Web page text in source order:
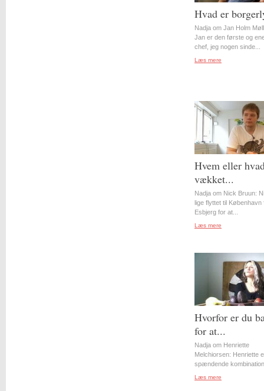
Hvad er
Nadja om Jan Holm
Jan er den første og
chef, jeg nogen sinde...
Læs mere
Hvem eller
vækket...
Nadja om Nick Bruun:
lige flyttet til København
Esbjerg for at...
Læs mere
Hvorfor er du
for at...
Nadja om Henriette
Melchiorsen: Henriette
spændende
Læs mere